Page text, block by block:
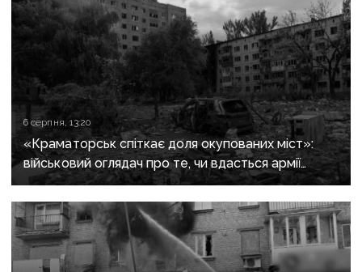
6 серпня, 13:20
«Краматорськ спіткає доля окупованих міст»:
військовий оглядач про те, чи вдасться армії
рф захопити останню агломерацію Донеччини до
кінця 2026 року